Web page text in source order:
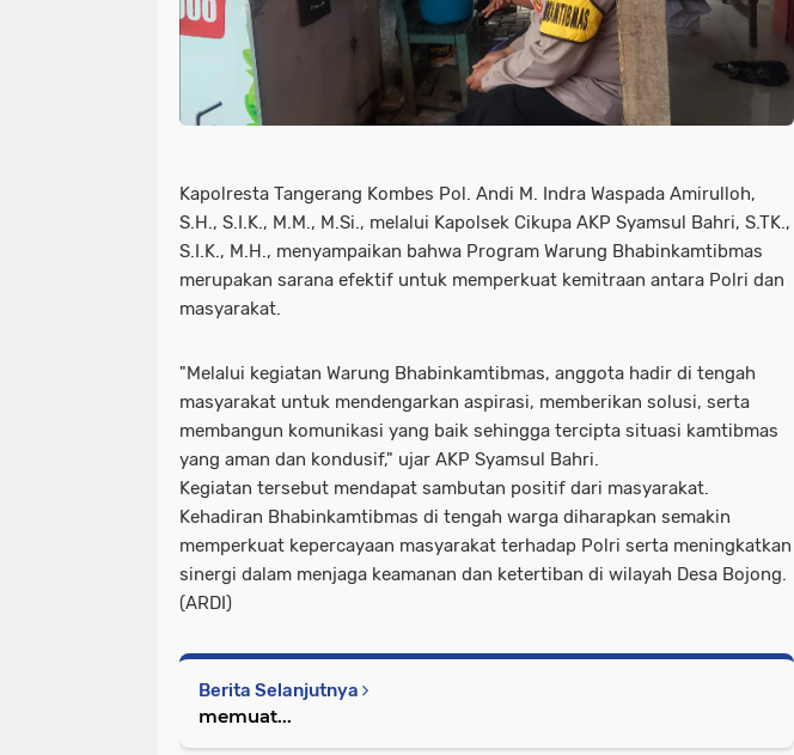
Kapolresta Tangerang Kombes Pol. Andi M. Indra Waspada Amirulloh,
S.H., S.I.K., M.M., M.Si., melalui Kapolsek Cikupa AKP Syamsul Bahri, S.TK.,
S.I.K., M.H., menyampaikan bahwa Program Warung Bhabinkamtibmas
merupakan sarana efektif untuk memperkuat kemitraan antara Polri dan
masyarakat.
"Melalui kegiatan Warung Bhabinkamtibmas, anggota hadir di tengah
masyarakat untuk mendengarkan aspirasi, memberikan solusi, serta
membangun komunikasi yang baik sehingga tercipta situasi kamtibmas
yang aman dan kondusif," ujar AKP Syamsul Bahri.
Kegiatan tersebut mendapat sambutan positif dari masyarakat.
Kehadiran Bhabinkamtibmas di tengah warga diharapkan semakin
memperkuat kepercayaan masyarakat terhadap Polri serta meningkatkan
sinergi dalam menjaga keamanan dan ketertiban di wilayah Desa Bojong.
(ARDI)
Berita Selanjutnya
memuat...